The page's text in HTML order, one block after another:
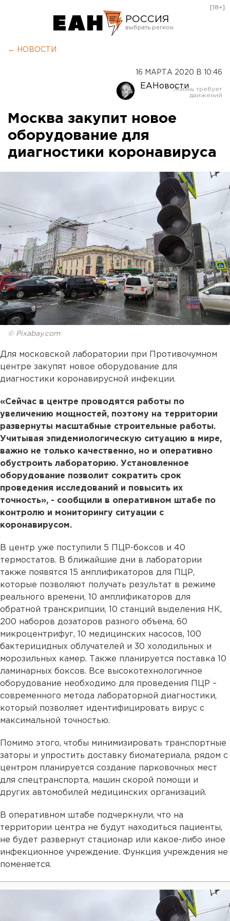
РОССИЯ
Оренбург
[18+]
← НОВОСТИ
16 МАРТА 2020 В 10:46
ЕАНовости
Москва закупит новое
оборудование для
диагностики коронавируса
© Pixabay.com
Для московской лаборатории при Противочумном
центре закупят новое оборудование для
диагностики коронавирусной инфекции.
«Сейчас в центре проводятся работы по
увеличению мощностей, поэтому на территории
развернуты масштабные строительные работы.
Учитывая эпидемиологическую ситуацию в мире,
важно не только качественно, но и оперативно
обустроить лабораторию. Установленное
оборудование позволит сократить срок
проведения исследований и повысить их
точность», - сообщили в оперативном штабе по
контролю и мониторингу ситуации с
коронавирусом.
В центр уже поступили 5 ПЦР-боксов и 40
термостатов. В ближайшие дни в лаборатории
также появятся 15 амплификаторов для ПЦР,
которые позволяют получать результат в режиме
реального времени, 10 амплификаторов для
обратной транскрипции, 10 станций выделения НК,
200 наборов дозаторов разного объема, 60
микроцентрифуг, 10 медицинских насосов, 100
бактерицидных облучателей и 30 холодильных и
морозильных камер. Также планируется поставка 10
ламинарных боксов. Все высокотехнологичное
оборудование необходимо для проведения ПЦР –
современного метода лабораторной диагностики,
который позволяет идентифицировать вирус с
максимальной точностью.
Помимо этого, чтобы минимизировать транспортные
заторы и упростить доставку биоматериала, рядом с
центром планируется создание парковочных мест
для спецтранспорта, машин скорой помощи и
других автомобилей медицинских организаций.
В оперативном штабе подчеркнули, что на
территории центра не будут находиться пациенты,
не будет развернут стационар или какое-либо иное
инфекционное учреждение. Функция учреждения не
поменяется.